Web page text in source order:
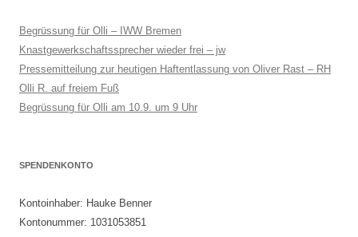
Begrüssung für Olli – IWW Bremen
Knastgewerkschaftssprecher wieder frei – jw
Pressemitteilung zur heutigen Haftentlassung von Oliver Rast – RH
Olli R. auf freiem Fuß
Begrüssung für Olli am 10.9. um 9 Uhr
SPENDENKONTO
Kontoinhaber: Hauke Benner
Kontonummer: 1031053851